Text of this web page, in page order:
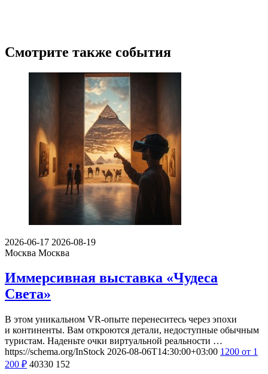
Смотрите также события
2026-06-17 2026-08-19
Москва Москва
Иммерсивная выставка «Чудеса
Света»
В этом уникальном VR-опыте перенеситесь через эпохи
и континенты. Вам откроются детали, недоступные обычным
туристам. Наденьте очки виртуальной реальности …
https://schema.org/InStock 2026-08-06T14:30:00+03:00 1200 от 1
200 ₽ 40330 152